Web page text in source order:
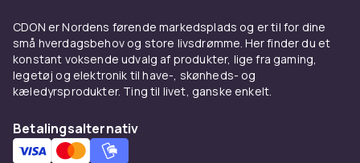
CDON er Nordens førende markedsplads og er til for dine
små hverdagsbehov og store livsdrømme. Her finder du et
konstant voksende udvalg af produkter, lige fra gaming,
legetøj og elektronik til have-, skønheds- og
kæledyrsprodukter. Ting til livet, ganske enkelt.
Betalingsalternativ